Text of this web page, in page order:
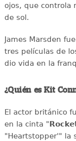
ojos, que controla
de sol.
James Marsden
tres películas de
dio vida en la
¿Quién es Kit
El actor británico
en la cinta "
"Heartstopper'" la